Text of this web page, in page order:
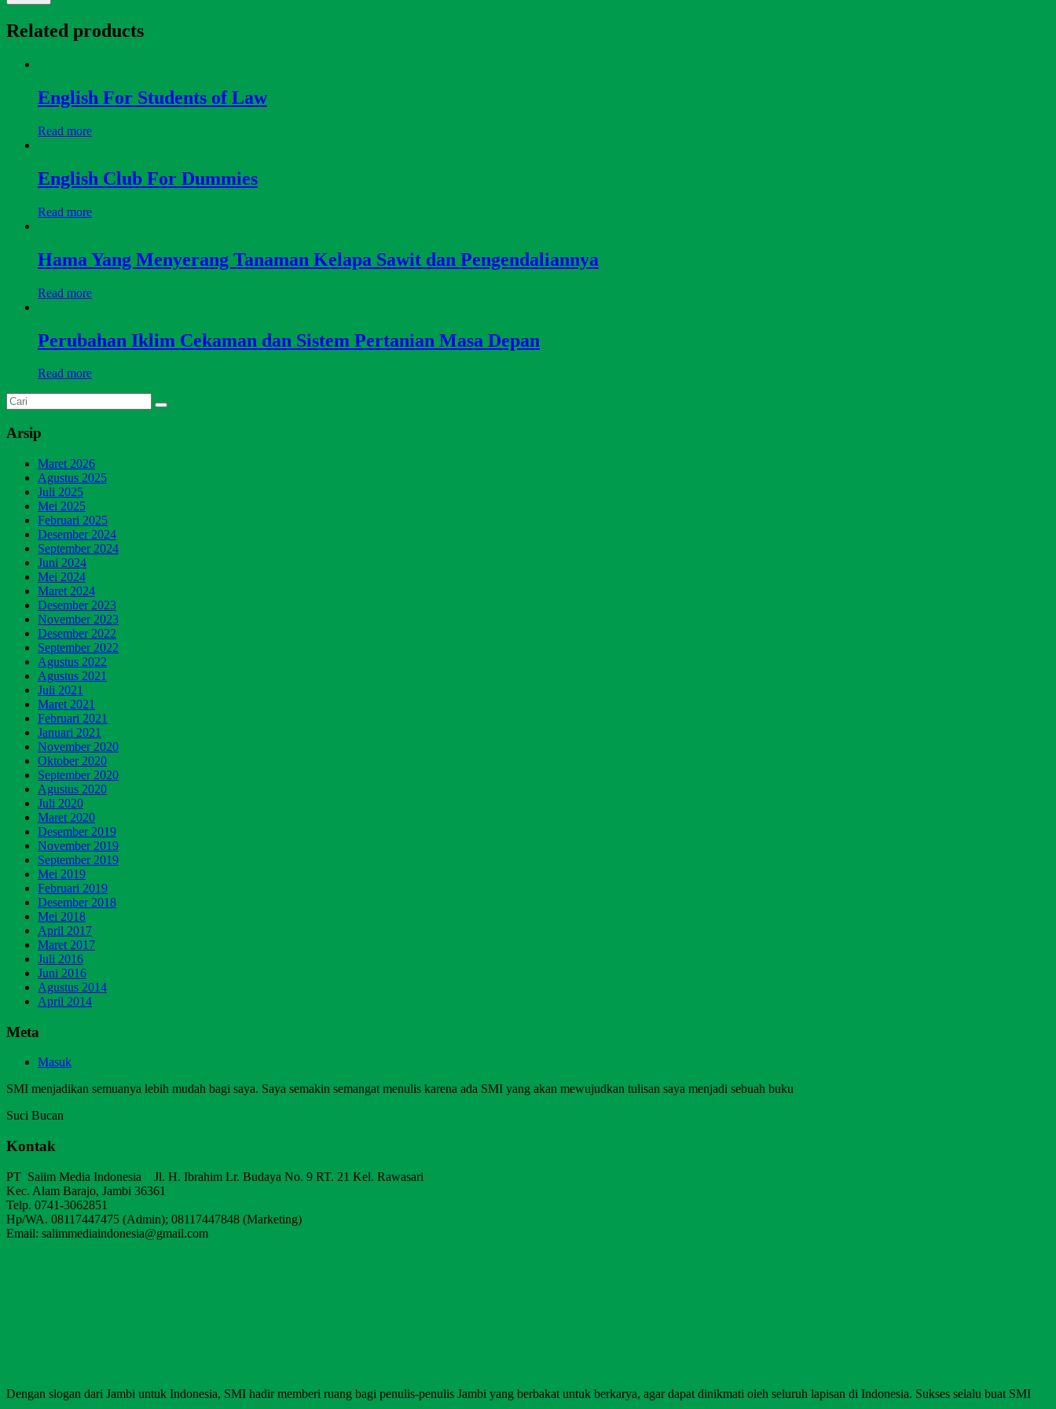
Related products
English For Students of Law
Read more
English Club For Dummies
Read more
Hama Yang Menyerang Tanaman Kelapa Sawit dan Pengendaliannya
Read more
Perubahan Iklim Cekaman dan Sistem Pertanian Masa Depan
Read more
Arsip
Maret 2026
Agustus 2025
Juli 2025
Mei 2025
Februari 2025
Desember 2024
September 2024
Juni 2024
Mei 2024
Maret 2024
Desember 2023
November 2023
Desember 2022
September 2022
Agustus 2022
Agustus 2021
Juli 2021
Maret 2021
Februari 2021
Januari 2021
November 2020
Oktober 2020
September 2020
Agustus 2020
Juli 2020
Maret 2020
Desember 2019
November 2019
September 2019
Mei 2019
Februari 2019
Desember 2018
Mei 2018
April 2017
Maret 2017
Juli 2016
Juni 2016
Agustus 2014
April 2014
Meta
Masuk
SMI menjadikan semuanya lebih mudah bagi saya. Saya semakin semangat menulis karena ada SMI yang akan mewujudkan tulisan saya menjadi sebuah buku
Suci Bucan
Kontak
PT Salim Media Indonesia Jl. H. Ibrahim Lr. Budaya No. 9 RT. 21 Kel. Rawasari
Kec. Alam Barajo, Jambi 36361
Telp. 0741-3062851
Hp/WA. 08117447475 (Admin); 08117447848 (Marketing)
Email: salimmediaindonesia@gmail.com
Dengan slogan dari Jambi untuk Indonesia, SMI hadir memberi ruang bagi penulis-penulis Jambi yang berbakat untuk berkarya, agar dapat dinikmati oleh seluruh lapisan di Indonesia. Sukses selalu buat SMI